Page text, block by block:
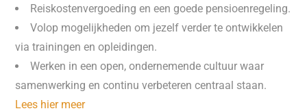
Reiskostenvergoeding en een goede pensioenregeling.
Volop mogelijkheden om jezelf verder te ontwikkelen
via trainingen en opleidingen.
Werken in een open, ondernemende cultuur waar
samenwerking en continu verbeteren centraal staan.
Lees hier meer